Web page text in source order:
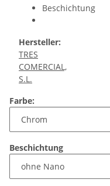
Beschichtung
Hersteller:
TRES
COMERCIAL,
S.L.
Farbe:
Beschichtung